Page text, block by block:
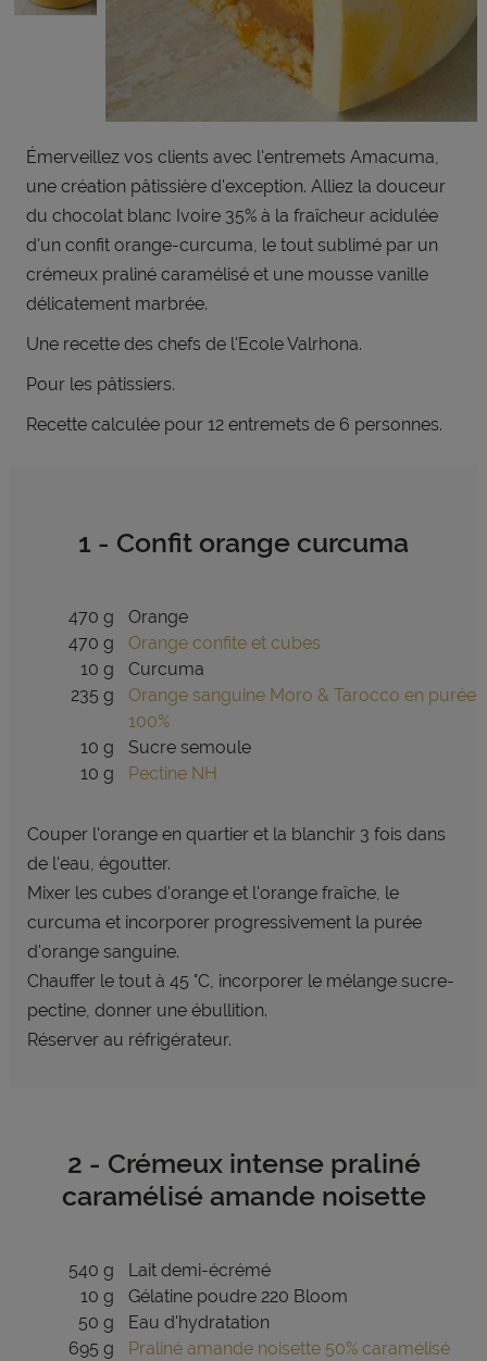
Émerveillez vos clients avec l'entremets Amacuma,
une création pâtissière d'exception. Alliez la douceur
du chocolat blanc Ivoire 35% à la fraîcheur acidulée
d'un confit orange-curcuma, le tout sublimé par un
crémeux praliné caramélisé et une mousse vanille
délicatement marbrée.
Une recette des chefs de l'Ecole Valrhona.
Pour les pâtissiers.
Recette calculée pour 12 entremets de 6 personnes.
1 - Confit orange curcuma
470 g
Orange
470 g
Orange confite et cubes
10 g
Curcuma
235 g
Orange sanguine Moro & Tarocco en purée
100%
10 g
Sucre semoule
10 g
Pectine NH
Couper l'orange en quartier et la blanchir 3 fois dans
de l'eau, égoutter.
Mixer les cubes d'orange et l'orange fraîche, le
curcuma et incorporer progressivement la purée
d'orange sanguine.
Chauffer le tout à 45 °C, incorporer le mélange sucre-
pectine, donner une ébullition.
Réserver au réfrigérateur.
2 - Crémeux intense praliné
caramélisé amande noisette
540 g
Lait demi-écrémé
10 g
Gélatine poudre 220 Bloom
50 g
Eau d'hydratation
695 g
Praliné amande noisette 50% caramélisé